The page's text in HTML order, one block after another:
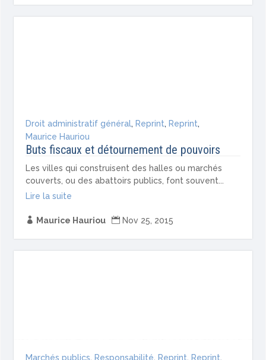
Droit administratif général, Reprint, Reprint,
Maurice Hauriou
Buts fiscaux et détournement de pouvoirs
Les villes qui construisent des halles ou marchés
couverts, ou des abattoirs publics, font souvent...
Lire la suite
 Maurice Hauriou  Nov 25, 2015
Marchés publics, Responsabilité, Reprint, Reprint,